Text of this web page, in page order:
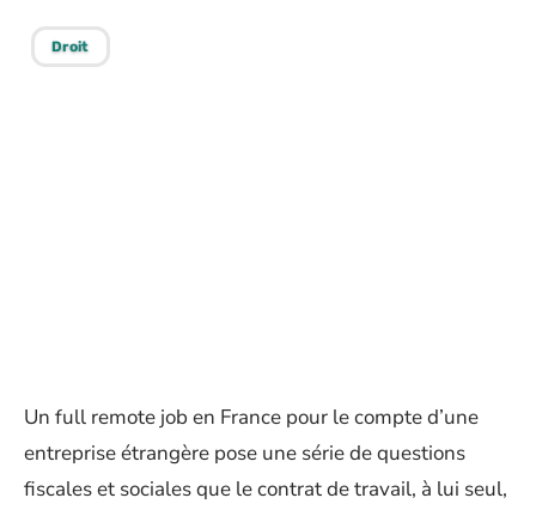
Droit
Un full remote job en France pour le compte d’une
entreprise étrangère pose une série de questions
fiscales et sociales que le contrat de travail, à lui seul,